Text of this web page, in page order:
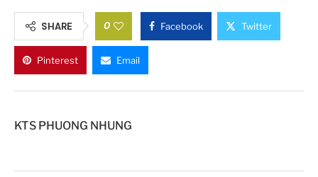
SHARE 0 Facebook Twitter
Pinterest Email
KTS PHUONG NHUNG